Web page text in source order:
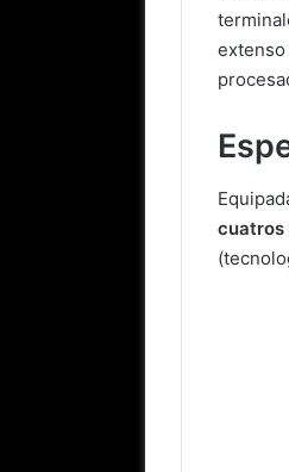
extenso
cuatros